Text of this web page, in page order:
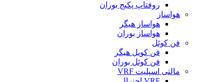
روفتاپ پکیج بوران
هواساز
هواساز هیگر
هواساز بوران
فن کوئل
فن کویل هیگر
فن کوئل بوران
مالتی اسپلیت VRF